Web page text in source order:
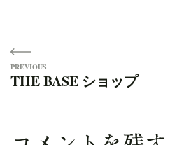
投
稿
ビ
THE BASE ショップ